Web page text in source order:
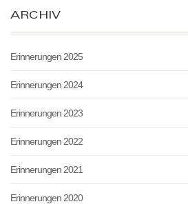
ARCHIV
Erinnerungen 2025
Erinnerungen 2024
Erinnerungen 2023
Erinnerungen 2022
Erinnerungen 2021
Erinnerungen 2020